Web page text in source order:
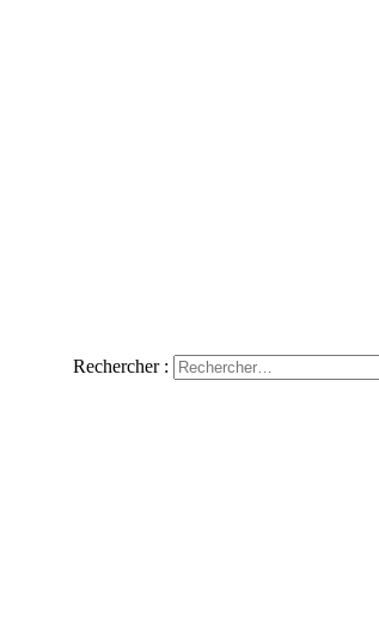
Rechercher :